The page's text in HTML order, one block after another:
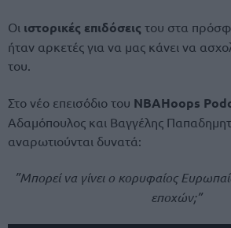
Οι ιστορικές επιδόσεις του στα
ήταν αρκετές για να μας κάνει να
του.
Στο νέο επεισόδιο του NBAHoops
Αδαμόπουλος και Βαγγέλης
αναρωτιούνται δυνατά:
”Μπορεί να γίνει ο κορυφαίος
εποχών;”